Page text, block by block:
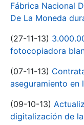
Fábrica Nacional
De La Moneda
(27-11-13)
fotocopiadora
(07-11-13)
aseguramiento en
(09-10-13)
digitalización de la